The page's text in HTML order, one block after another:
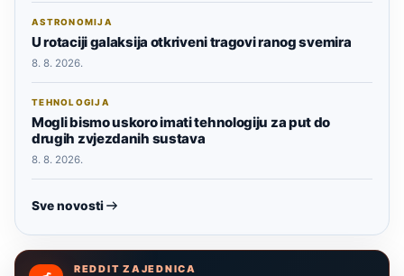
ASTRONOMIJA
U rotaciji galaksija otkriveni tragovi ranog svemira
8. 8. 2026.
TEHNOLOGIJA
Mogli bismo uskoro imati tehnologiju za put do
drugih zvjezdanih sustava
8. 8. 2026.
Sve novosti
REDDIT ZAJEDNICA